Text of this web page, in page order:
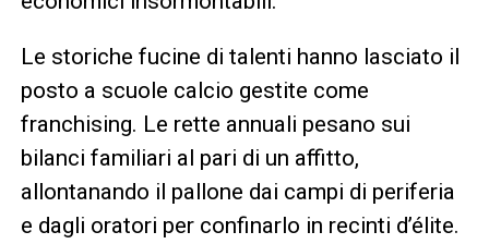
Le storiche fucine di talenti hanno lasciato il
posto a scuole calcio gestite come
franchising. Le rette annuali pesano sui
bilanci familiari al pari di un affitto,
allontanando il pallone dai campi di periferia
e dagli oratori per confinarlo in recinti d’élite.